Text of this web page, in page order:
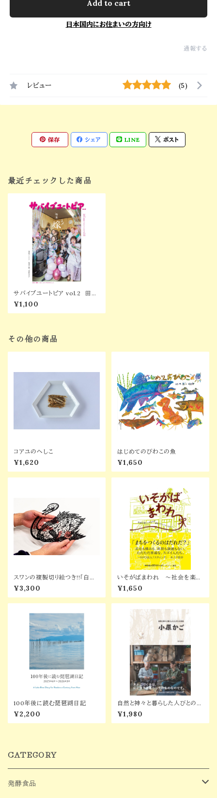
Add to cart
日本国内にお住まいの方向け
通報する
レビュー (5)
保存 シェア LINE ポスト
最近チェックした商品
サバイブユートピア vol.2 田舎
に移住したオンナたちの日常
¥1,100
その他の商品
コアユのへしこ
¥1,620
はじめてのびわこの魚
¥1,650
スワンの複製切り絵つき!!「白鳥
になった王子」
¥3,300
いそがばまわれ ～社会を楽し
くするのが 福祉のミッションだ
ろ？～
¥1,650
100年後に読む琵琶湖日記
¥2,200
自然と神々と暮らした人びとの民
具 小原かご
¥1,980
CATEGORY
発酵食品